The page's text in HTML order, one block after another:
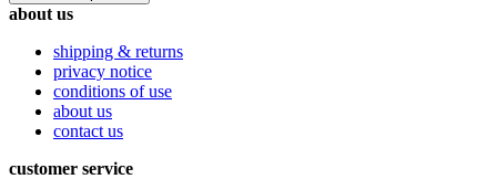
about us
shipping & returns
privacy notice
conditions of use
about us
contact us
customer service